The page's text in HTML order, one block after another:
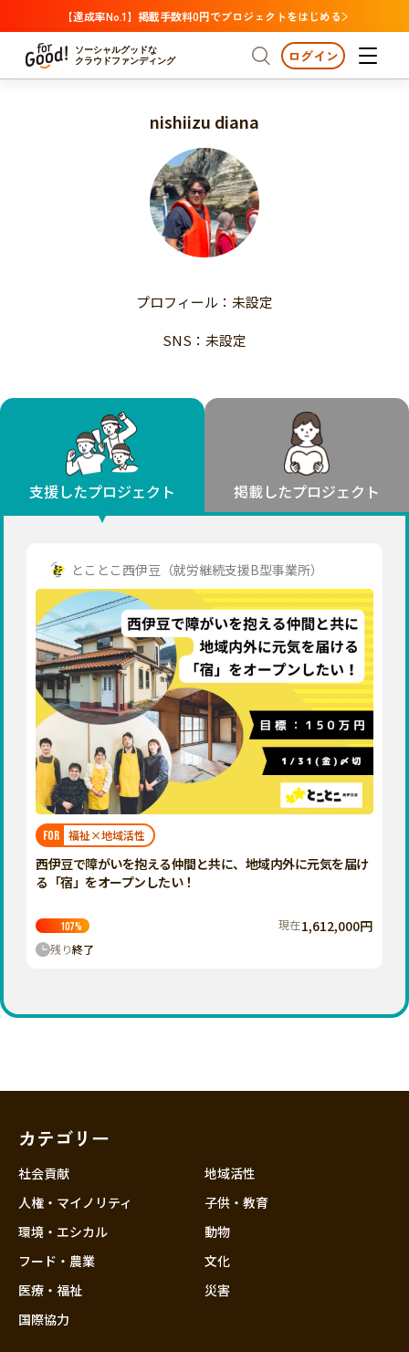
【達成率No.1】掲載手数料0円でプロジェクトをはじめる
ソーシャルグッドな
クラウドファンディング
プロジェクトからさがす 注目
支援金額が多い
支援人数が多い
終了日が近い
国際協力
子ども・教育
フード・農業
文化
環境・エシカル
人権・マイノリティ
社会貢献
地域からさがす 北海道・東北
北海道
宮城
関東
茨城
千葉
神奈川
石川
近畿
支援金額が多い
終了日が近い
カテゴリーからさがす
医療・福祉
子ども・教育
人権・マイノリティ
北海道 青森 岩手 宮城
秋田
福島
茨城 栃木 群馬
千葉
東京
神奈川
新潟 富山 石川 福井
山梨
長野
岐阜 静岡 愛知
近畿
三重 滋賀 京都 大阪
兵庫
奈良
和歌山
中国
鳥取 島根 岡山 広島 山口
四国
徳島 香川 愛媛 高知
九州・沖縄
福岡 佐賀 長崎
宮崎
鹿児島 沖縄
ログイン
nishiizu diana
プロフィール：未設定
SNS：未設定
支援したプロジェクト 掲載したプロジェクト
とことこ西伊豆（就労継続支援B型事業所）
FOR 福祉×地域活性
西伊豆で障がいを抱える仲間と共に、地域内外に元気を届け
る「宿」をオープンしたい！
107% 現在1,612,000円
残り終了
カテゴリー
社会貢献
人権・マイノリティ
環境・エシカル
フード・農業
医療・福祉
国際協力
地域活性
子供・教育
動物
文化
災害